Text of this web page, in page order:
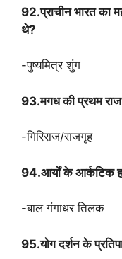
92.प्राचीन भारत का
थे?
-पुष्यमित्र शुंग
93.मगध की प्रथम
-गिरिराज/राजगृह
94.आर्यों के आर्कटिक
-बाल गंगाधर तिलक
95.योग दर्शन के